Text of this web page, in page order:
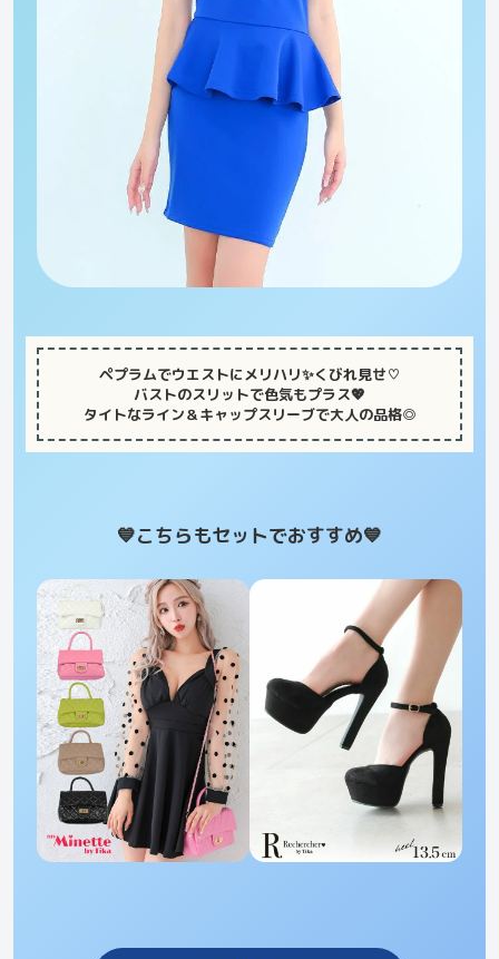
ペプラムでウエストにメリハリ✨くびれ見せ♡
バストのスリットで色気もプラス💖
タイトなライン＆キャップスリーブで大人の品格◎
💙こちらもセットでおすすめ💙